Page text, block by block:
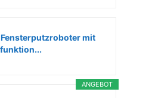
mit
ANGEBOT